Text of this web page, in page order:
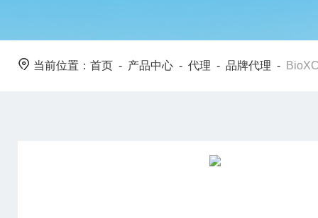
当前位置： 首页 - 产品中心 - 代理 - 品牌代理 -